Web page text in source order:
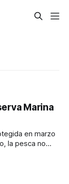
Marina
en marzo
la pesca no